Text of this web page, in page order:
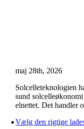
maj 28th, 2026
Solcelleteknologien
sund
elnettet. Det handler
Vælg den rigtige